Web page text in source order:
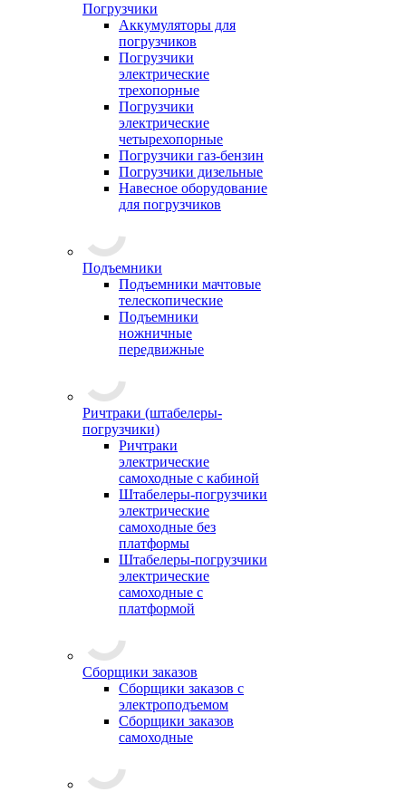
Погрузчики
Аккумуляторы для
погрузчиков
Погрузчики
электрические
трехопорные
Погрузчики
электрические
четырехопорные
Погрузчики газ-бензин
Погрузчики дизельные
Навесное оборудование
для погрузчиков
Подъемники
Подъемники мачтовые
телескопические
Подъемники
ножничные
передвижные
Ричтраки (штабелеры-
погрузчики)
Ричтраки
электрические
самоходные с кабиной
Штабелеры-погрузчики
электрические
самоходные без
платформы
Штабелеры-погрузчики
электрические
самоходные с
платформой
Сборщики заказов
Сборщики заказов с
электроподъемом
Сборщики заказов
самоходные